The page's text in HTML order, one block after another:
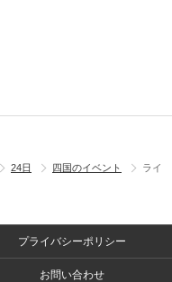
24日 四国のイベント
ライ
プライバシーポリシー
お問い合わせ